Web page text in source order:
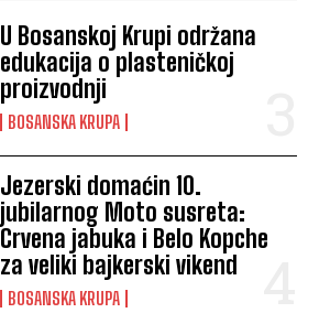
U Bosanskoj Krupi održana
edukacija o plasteničkoj
proizvodnji
BOSANSKA KRUPA
Jezerski domaćin 10.
jubilarnog Moto susreta:
Crvena jabuka i Belo Kopche
za veliki bajkerski vikend
BOSANSKA KRUPA